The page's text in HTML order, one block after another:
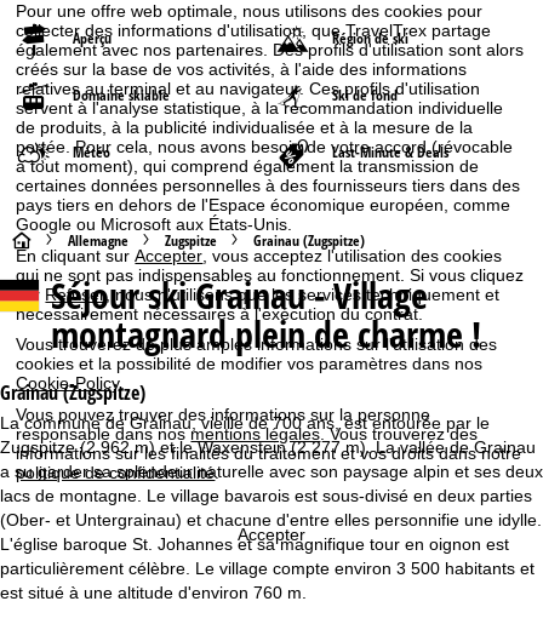
Pour une offre web optimale, nous utilisons des cookies pour
collecter des informations d'utilisation, que TravelTrex partage
également avec nos partenaires. Des profils d'utilisation sont alors
créés sur la base de vos activités, à l'aide des informations
relatives au terminal et au navigateur. Ces profils d'utilisation
servent à l'analyse statistique, à la recommandation individuelle
de produits, à la publicité individualisée et à la mesure de la
portée. Pour cela, nous avons besoin de votre accord (révocable
à tout moment), qui comprend également la transmission de
certaines données personnelles à des fournisseurs tiers dans des
pays tiers en dehors de l'Espace économique européen, comme
Google ou Microsoft aux États-Unis.
En cliquant surAccepter , vous acceptez l'utilisation des cookies
qui ne sont pas indispensables au fonctionnement. Si vous cliquez
sur Refuser, nous n'utilisons que les services techniquement et
nécessairement nécessaires à l'exécution du contrat.
Vous trouverez de plus amples informations sur l'utilisation des
cookies et la possibilité de modifier vos paramètres dans nos
Cookie-Policy.
Vous pouvez trouver des informations sur la personne
responsable dans nosmentions légales. Vous trouverez des
informations sur les finalités du traitement et vos droits dans notre
politique de confidentialité.
Accepter
Aperçu Région de ski
Domaine skiable Ski de fond
Météo Last-Minute & Deals
P
a
g
e
d
'
a
c
Allemagne Zugspitze Grainau (Zugspitze)
Séjour skiGrainau - Village
montagnard plein de charme !
Grainau (Zugspitze)
La commune de Grainau, vieille de 700 ans, est entourée par le
Zugspitze (2 962 m) et le Waxenstein (2 277 m). La vallée de Grainau
a su garder sa splendeur naturelle avec son paysage alpin et ses deux
lacs de montagne. Le village bavarois est sous-divisé en deux parties
(Ober- et Untergrainau) et chacune d'entre elles personnifie une idylle.
L'église baroque St. Johannes et sa magnifique tour en oignon est
particulièrement célèbre. Le village compte environ 3 500 habitants et
est situé à une altitude d'environ 760 m.